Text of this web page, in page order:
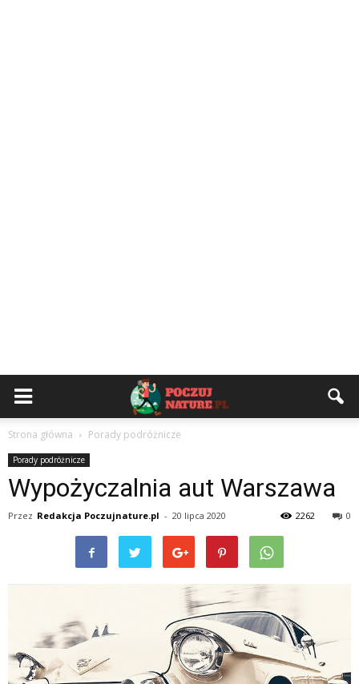
Strona główna Porady podróżnicze
Porady podróżnicze
Wypożyczalnia aut Warszawa
Przez Redakcja Poczujnature.pl - 20 lipca 2020 0
2262